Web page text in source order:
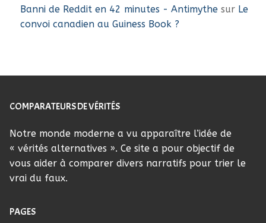
Banni de Reddit en 42 minutes - Antimythe sur Le
convoi canadien au Guiness Book ?
COMPARATEURS DE VÉRITÉS
Notre monde moderne a vu apparaître l’idée de
« vérités alternatives ». Ce site a pour objectif de
vous aider à comparer divers narratifs pour trier le
vrai du faux.
PAGES